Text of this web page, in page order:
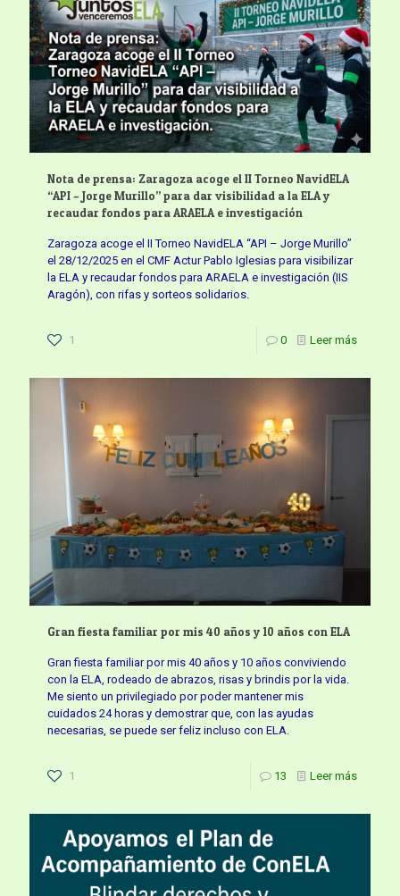
Nota de prensa: Zaragoza acoge el II Torneo NavidELA
“API – Jorge Murillo” para dar visibilidad a la ELA y
recaudar fondos para ARAELA e investigación
Zaragoza acoge el II Torneo NavidELA “API – Jorge Murillo”
el 28/12/2025 en el CMF Actur Pablo Iglesias para visibilizar
la ELA y recaudar fondos para ARAELA e investigación (IIS
Aragón), con rifas y sorteos solidarios.
1 0 Leer más
Gran fiesta familiar por mis 40 años y 10 años con ELA
Gran fiesta familiar por mis 40 años y 10 años conviviendo
con la ELA, rodeado de abrazos, risas y brindis por la vida.
Me siento un privilegiado por poder mantener mis
cuidados 24 horas y demostrar que, con las ayudas
necesarias, se puede ser feliz incluso con ELA.
1 13 Leer más